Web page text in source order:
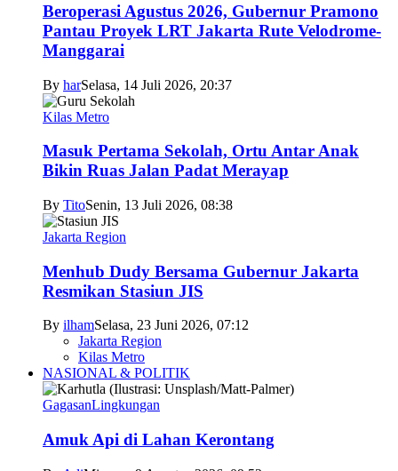
Beroperasi Agustus 2026, Gubernur Pramono
Pantau Proyek LRT Jakarta Rute Velodrome-
Manggarai
By harSelasa, 14 Juli 2026, 20:37
Kilas Metro
Masuk Pertama Sekolah, Ortu Antar Anak
Bikin Ruas Jalan Padat Merayap
By TitoSenin, 13 Juli 2026, 08:38
Jakarta Region
Menhub Dudy Bersama Gubernur Jakarta
Resmikan Stasiun JIS
By ilhamSelasa, 23 Juni 2026, 07:12
Jakarta Region
Kilas Metro
NASIONAL & POLITIK
GagasanLingkungan
Amuk Api di Lahan Kerontang